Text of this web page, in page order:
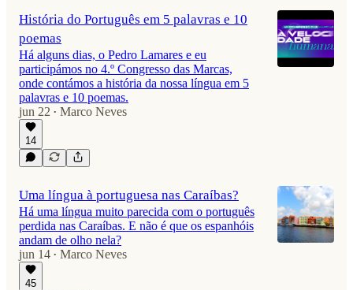
História do Português em 5 palavras e 10
poemas
Há alguns dias, o Pedro Lamares e eu
participámos no 4.º Congresso das Marcas,
onde contámos a história da nossa língua em 5
palavras e 10 poemas.
jun 22 • Marco Neves
14
Uma língua à portuguesa nas Caraíbas?
Há uma língua muito parecida com o português
perdida nas Caraíbas. E não é que os espanhóis
andam de olho nela?
jun 14 • Marco Neves
45